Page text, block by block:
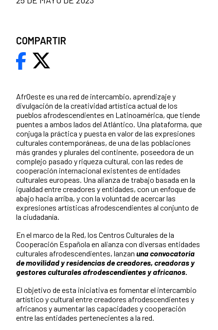
AfrOeste es una red de intercambio, aprendizaje y
divulgación de la creatividad artística actual de los
pueblos afrodescendientes en Latinoamérica, que tiende
puentes a ambos lados del Atlántico. Una plataforma, que
conjuga la práctica y puesta en valor de las expresiones
culturales contemporáneas, de una de las poblaciones
más grandes y plurales del continente, poseedora de un
complejo pasado y riqueza cultural, con las redes de
cooperación internacional existentes de entidades
culturales europeas. Una alianza de trabajo basada en la
igualdad entre creadores y entidades, con un enfoque de
abajo hacia arriba, y con la voluntad de acercar las
expresiones artísticas afrodescendientes al conjunto de
la ciudadanía.
En el marco de la Red, los Centros Culturales de la
Cooperación Española en alianza con diversas entidades
culturales afrodescendientes, lanzan una convocatoria
de movilidad y residencias de creadores, creadoras y
gestores culturales afrodescendientes y africanos.
El objetivo de esta iniciativa es fomentar el intercambio
artístico y cultural entre creadores afrodescendientes y
africanos y aumentar las capacidades y cooperación
entre las entidades pertenecientes a la red.
COMPARTIR